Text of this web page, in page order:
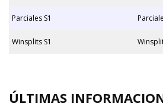
Parciales S1
Winsplits S1
ÚLTIMAS